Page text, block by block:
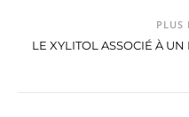
PLUS
LE XYLITOL ASSOCIÉ À